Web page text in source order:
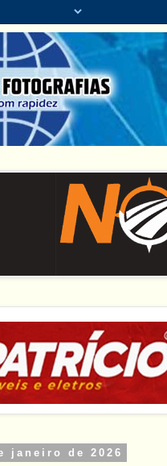
janeiro de 2026